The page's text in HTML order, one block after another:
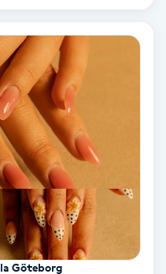
Göteborg